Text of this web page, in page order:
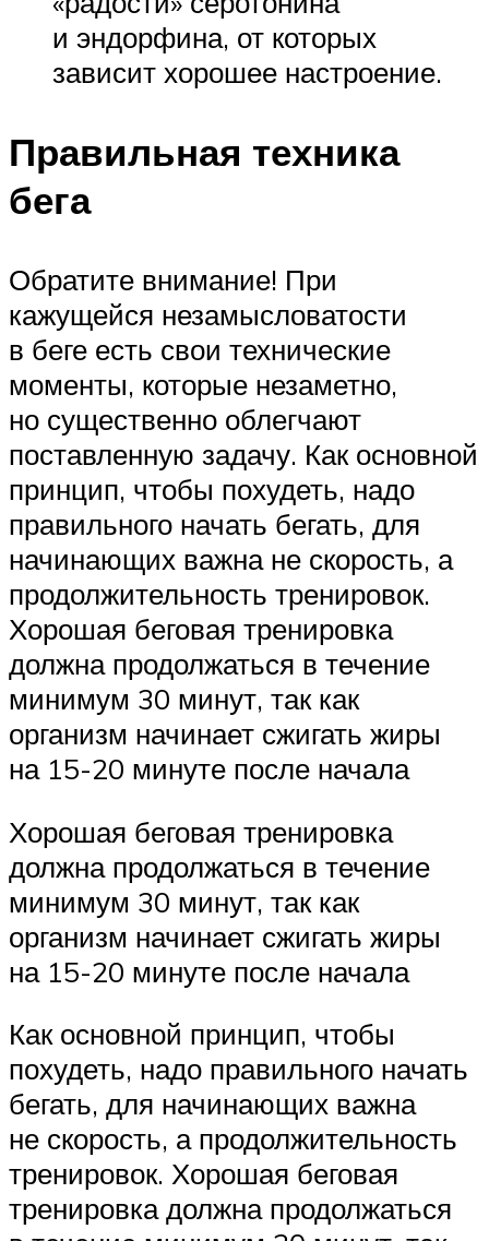
и эндорфина, от которых
зависит хорошее настроение.
Правильная техника
бега
Обратите внимание! При
кажущейся незамысловатости
в беге есть свои технические
моменты, которые незаметно,
но существенно облегчают
поставленную задачу. Как основной
принцип, чтобы похудеть, надо
правильного начать бегать, для
начинающих важна не скорость, а
продолжительность тренировок.
Хорошая беговая тренировка
должна продолжаться в течение
минимум 30 минут, так как
организм начинает сжигать жиры
на 15-20 минуте после начала
Хорошая беговая тренировка
должна продолжаться в течение
минимум 30 минут, так как
организм начинает сжигать жиры
на 15-20 минуте после начала
Как основной принцип, чтобы
похудеть, надо правильного начать
бегать, для начинающих важна
не скорость, а продолжительность
тренировок. Хорошая беговая
тренировка должна продолжаться